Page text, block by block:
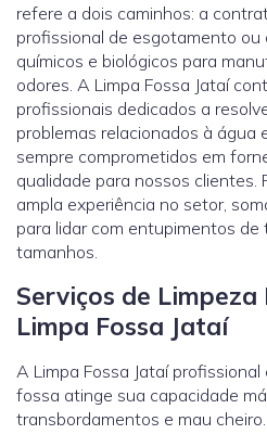
refere a dois caminhos: a
profissional de esgotamento ou
químicos e biológicos para
odores. A Limpa Fossa Jataí
profissionais dedicados a
problemas relacionados à água
sempre comprometidos em
qualidade para nossos clientes.
ampla experiência no setor,
para lidar com entupimentos de
tamanhos.
Serviços de
Limpa Fossa Jataí
A Limpa Fossa Jataí
fossa atinge sua capacidade
transbordamentos e mau cheiro.